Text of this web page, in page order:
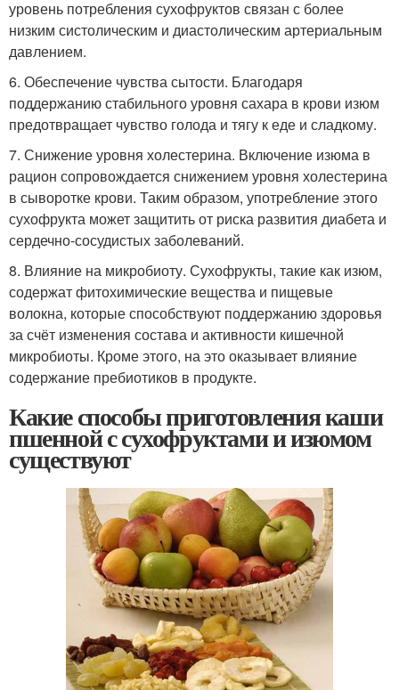
уровень потребления сухофруктов связан с более
низким систолическим и диастолическим артериальным
давлением.
6. Обеспечение чувства сытости. Благодаря
поддержанию стабильного уровня сахара в крови изюм
предотвращает чувство голода и тягу к еде и сладкому.
7. Снижение уровня холестерина. Включение изюма в
рацион сопровождается снижением уровня холестерина
в сыворотке крови. Таким образом, употребление этого
сухофрукта может защитить от риска развития диабета и
сердечно-сосудистых заболеваний.
8. Влияние на микробиоту. Сухофрукты, такие как изюм,
содержат фитохимические вещества и пищевые
волокна, которые способствуют поддержанию здоровья
за счёт изменения состава и активности кишечной
микробиоты. Кроме этого, на это оказывает влияние
содержание пребиотиков в продукте.
Какие способы приготовления каши
пшенной с сухофруктами и изюмом
существуют